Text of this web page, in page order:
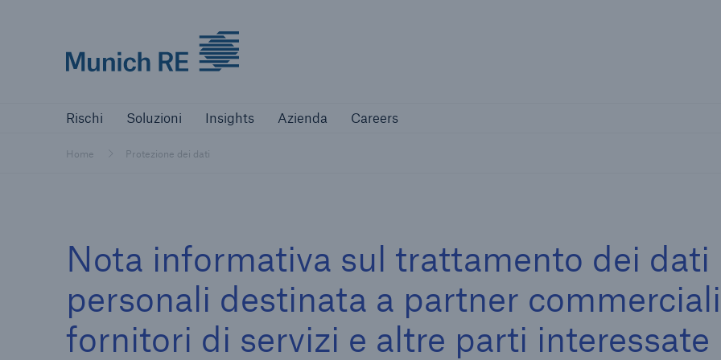
Rischi Soluzioni Insights Azienda Careers
Home Protezione dei dati
Nota informativa sul trattamento dei dati
personali destinata a partner
fornitori di servizi e altre parti interessate